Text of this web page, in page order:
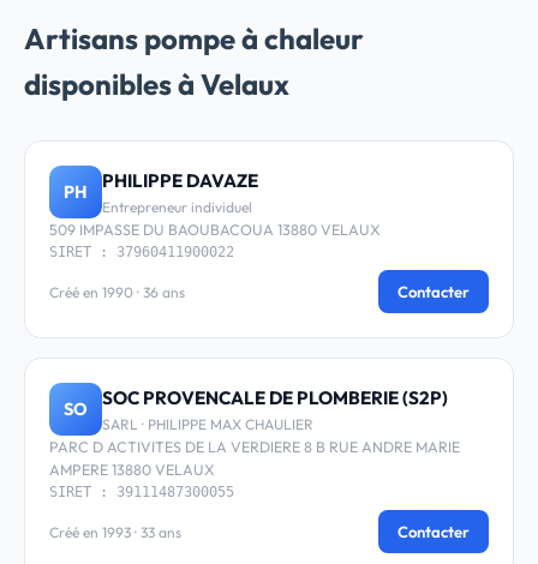
Artisans pompe à chaleur
disponibles à Velaux
PH PHILIPPE DAVAZE
Entrepreneur individuel
509 IMPASSE DU BAOUBACOUA 13880 VELAUX
SIRET : 37960411900022
Créé en 1990 · 36 ans Contacter
SO SOC PROVENCALE DE PLOMBERIE (S2P)
SARL · PHILIPPE MAX CHAULIER
PARC D ACTIVITES DE LA VERDIERE 8 B RUE ANDRE MARIE
AMPERE 13880 VELAUX
SIRET : 39111487300055
Créé en 1993 · 33 ans Contacter